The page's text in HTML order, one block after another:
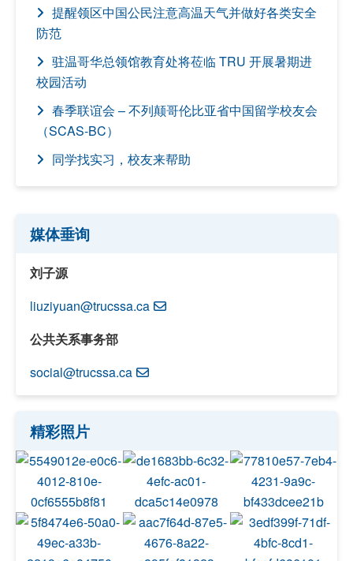
提醒领区中国公民注意高温天气并做好各类安全
防范
驻温哥华总领馆教育处将莅临 TRU 开展暑期进
校园活动
春季联谊会 – 不列颠哥伦比亚省中国留学校友会
（SCAS-BC）
同学找实习，校友来帮助
媒体垂询
刘子源
liuziyuan@trucssa.ca
公共关系事务部
social@trucssa.ca
精彩照片